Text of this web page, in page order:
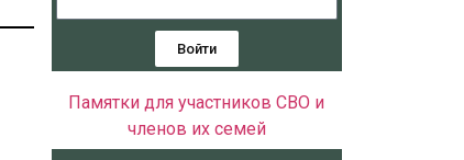
Войти
Памятки для участников СВО и
членов их семей